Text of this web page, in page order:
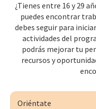
¿Tienes entre 16 y 29
puedes encontrar
debes seguir para
actividades del
podrás mejorar tu
recursos y
Oriéntate